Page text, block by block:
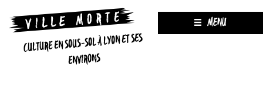
CULTURE EN SOUS-SOL À LYON ET SES
ENVIRONS
MENU